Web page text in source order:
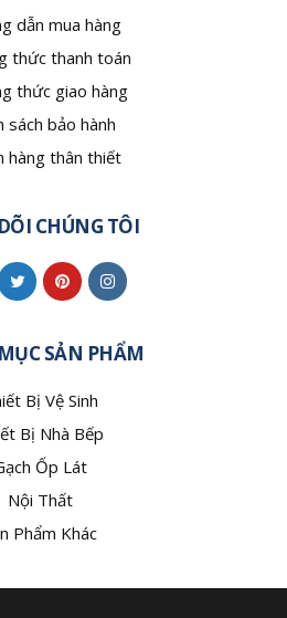
dẫn mua hàng
thức thanh toán
thức giao hàng
sách bảo hành
hàng thân thiết
CHÚNG TÔI
SẢN PHẨM
Bị Vệ Sinh
Bị Nhà Bếp
Ốp Lát
Nội Thất
Phẩm Khác